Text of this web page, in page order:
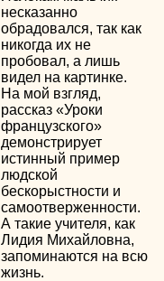
несказанно
обрадовался, так как
никогда их не
пробовал, а лишь
видел на картинке.
На мой взгляд,
рассказ «Уроки
французского»
демонстрирует
истинный пример
людской
бескорыстности и
самоотверженности.
А такие учителя, как
Лидия Михайловна,
запоминаются на всю
жизнь.